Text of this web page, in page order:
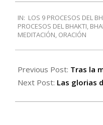
08-
24
IN: LOS 9 PROCESOS DEL
PROCESOS DEL BHAKTI,
MEDITACIÓN, ORACIÓN
Previous Post: Tras la
Next Post: Las glorias